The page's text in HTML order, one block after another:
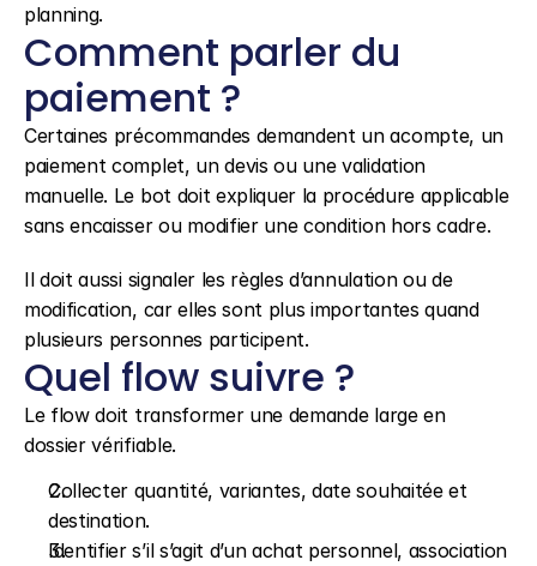
planning.
Comment parler du
paiement ?
Certaines précommandes demandent un acompte, un
paiement complet, un devis ou une validation
manuelle. Le bot doit expliquer la procédure applicable
sans encaisser ou modifier une condition hors cadre.
Il doit aussi signaler les règles d’annulation ou de
modification, car elles sont plus importantes quand
plusieurs personnes participent.
Quel flow suivre ?
Le flow doit transformer une demande large en
dossier vérifiable.
Collecter quantité, variantes, date souhaitée et
destination.
Identifier s’il s’agit d’un achat personnel, association